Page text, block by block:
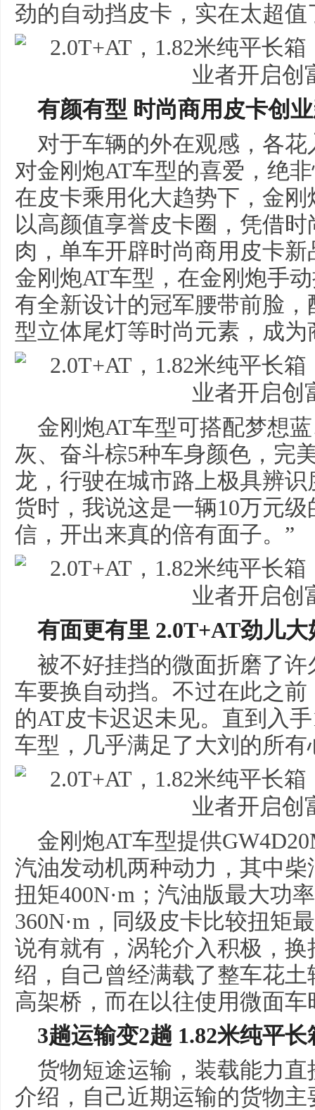
劲的自动挡皮卡，实在太超值
有颜有型 时尚商用皮卡创
对于车辆的外在观感，各
对金刚炮AT车型的喜爱，绝
在皮卡乘用化大趋势下，金
以高颜值享誉皮卡圈，凭借
肉，单车开辟时尚商用皮卡
金刚炮AT车型，在金刚炮手
有全新设计的冠军腰带前脸
型立体尾灯等时尚元素，成
金刚炮AT车型可搭配梦想
灰、奋斗棕5种车身颜色，完
龙，行驶在城市路上极具辨
货时，我说这是一辆10万元
信，开出来真的倍有面子。”
有面更有里 2.0T+AT劲儿
被不好挂挡的微面折磨了
车要换自动挡。不过在此之
的AT皮卡迟迟未见。直到入
车型，几乎满足了大刘的所有
金刚炮AT车型提供
汽油发动机两种动力，其中
扭矩400N·m；汽油版最大功
360N·m，同级皮卡比较扭矩
说有就有，涡轮介入积极，
绍，自己曾经满载了整车花
高架桥，而在以往使用微面
3趟运输变2趟 1.82米纯平
货物短途运输，装载能力
介绍，自己近期运输的货物